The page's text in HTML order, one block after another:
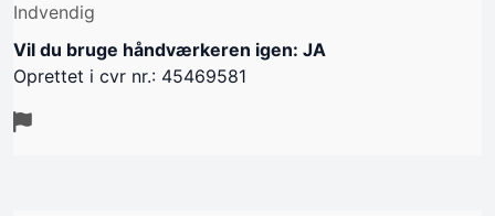
Indvendig
Vil du bruge håndværkeren igen: JA
Oprettet i cvr nr.: 45469581